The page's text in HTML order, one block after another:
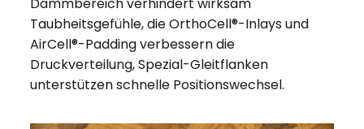
Dammbereich verhindert wirksam
Taubheitsgefühle, die OrthoCell®-Inlays und
AirCell®-Padding verbessern die
Druckverteilung, Spezial-Gleitflanken
unterstützen schnelle Positionswechsel.